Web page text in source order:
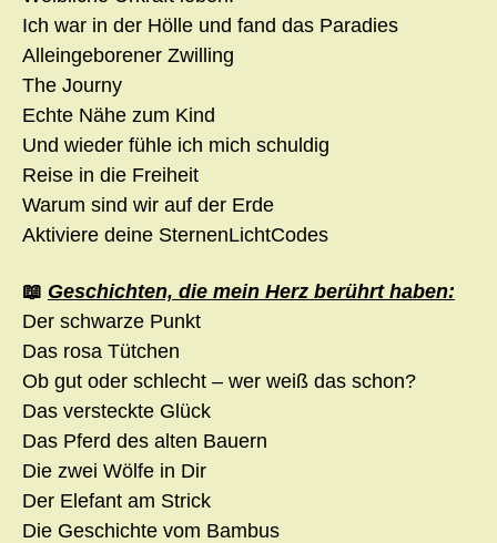
Ich war in der Hölle und fand das Paradies
Alleingeborener Zwilling
The Journy
Echte Nähe zum Kind
Und wieder fühle ich mich schuldig
Reise in die Freiheit
Warum sind wir auf der Erde
Aktiviere deine SternenLichtCodes
📖 Geschichten, die mein Herz berührt haben:
Der schwarze Punkt
Das rosa Tütchen
Ob gut oder schlecht – wer weiß das schon?
Das versteckte Glück
Das Pferd des alten Bauern
Die zwei Wölfe in Dir
Der Elefant am Strick
Die Geschichte vom Bambus